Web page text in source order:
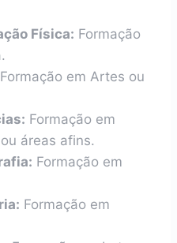
Física: Formação
Formação em Artes ou
Formação em
áreas afins.
Formação em
Formação em